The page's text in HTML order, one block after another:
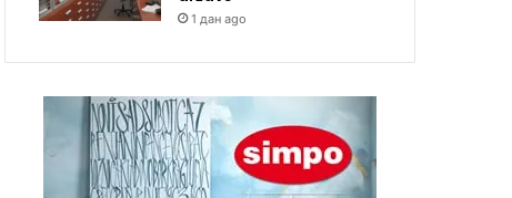
1 дан ago